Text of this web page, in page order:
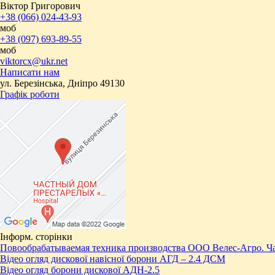
Віктор Григорович
+38 (066) 024-43-93
моб
+38 (097) 693-89-55
моб
viktorcx@ukr.net
Написати нам
ул. Березінська, Дніпро 49130
Графік роботи
Інформ. сторінки
Повообрабатываемая техника производства ООО Велес-Агро.
Відео огляд дискової навісної борони АГД – 2.4 ДСМ
Відео огляд борони дискової АДН-2.5